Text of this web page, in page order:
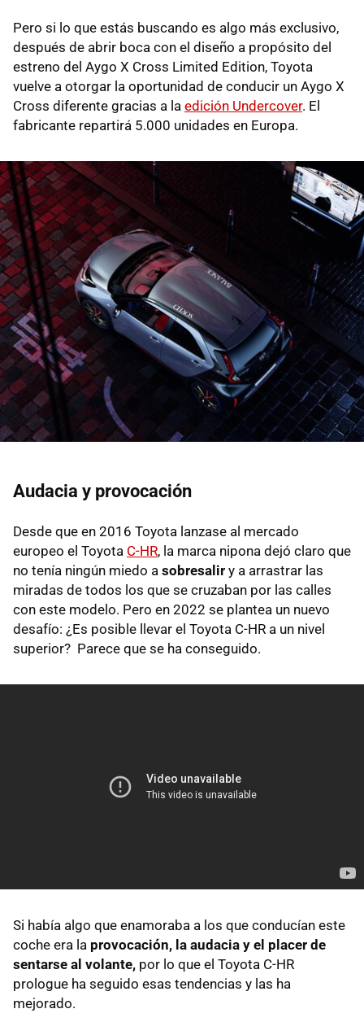
Pero si lo que estás buscando es algo más exclusivo,
después de abrir boca con el diseño a propósito del
estreno del Aygo X Cross Limited Edition, Toyota
vuelve a otorgar la oportunidad de conducir un Aygo X
Cross diferente gracias a la edición Undercover. El
fabricante repartirá 5.000 unidades en Europa.
Audacia y provocación
Desde que en 2016 Toyota lanzase al mercado
europeo el Toyota C-HR, la marca nipona dejó claro que
no tenía ningún miedo a sobresalir y a arrastrar las
miradas de todos los que se cruzaban por las calles
con este modelo. Pero en 2022 se plantea un nuevo
desafío: ¿Es posible llevar el Toyota C-HR a un nivel
superior? Parece que se ha conseguido.
Si había algo que enamoraba a los que conducían este
coche era la provocación, la audacia y el placer de
sentarse al volante, por lo que el Toyota C-HR
prologue ha seguido esas tendencias y las ha
mejorado.